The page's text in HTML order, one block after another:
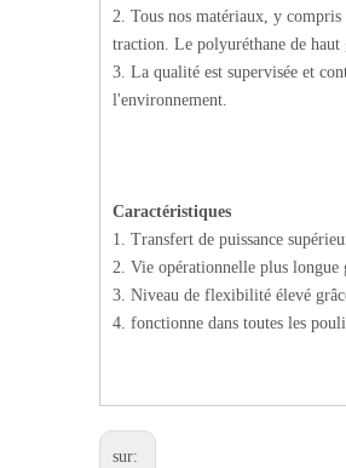
2. Tous nos matériaux, y
traction. Le polyuréthane de haut
3. La qualité est supervisée et
l'environnement.
Caractéristiques
1. Transfert de puissance
2. Vie opérationnelle plus longue
3. Niveau de flexibilité élevé
4. fonctionne dans toutes les
sur: